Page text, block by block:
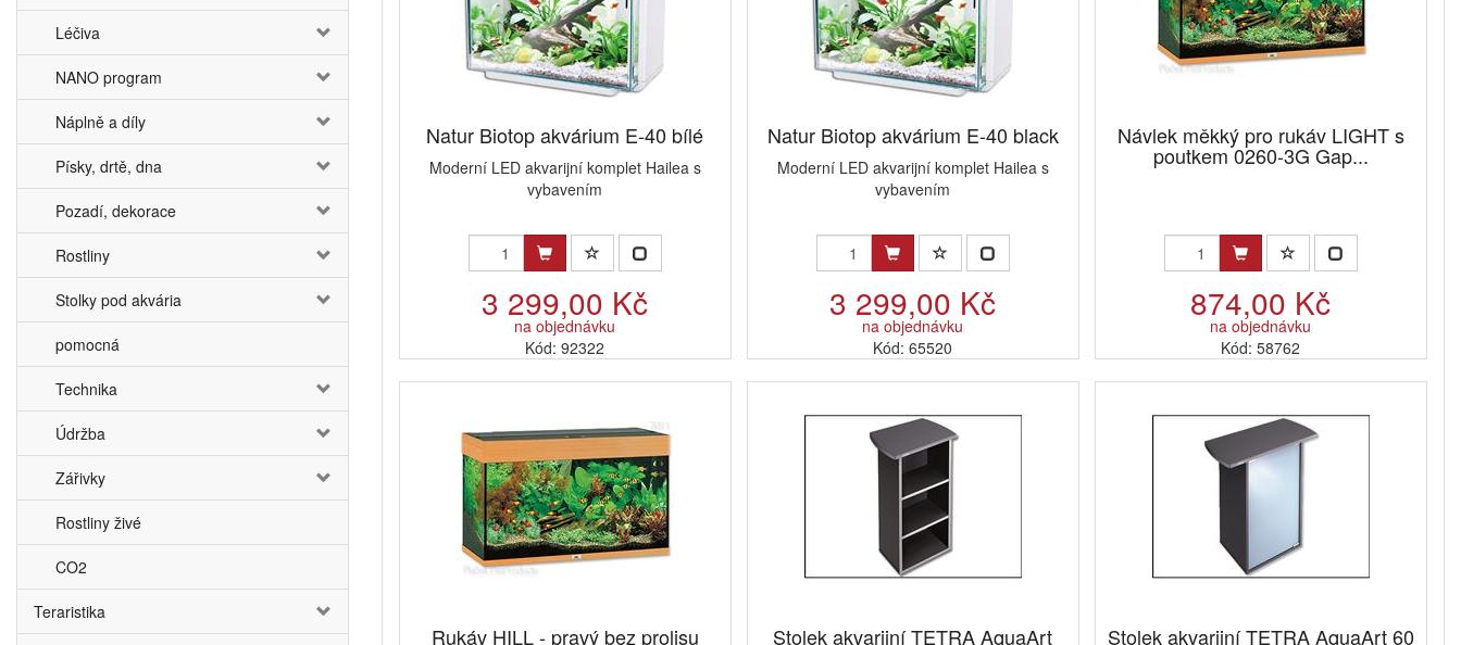
Léčiva
NANO program
Náplně a díly
Písky, drtě, dna
Pozadí, dekorace
Rostliny
Stolky pod akvária
pomocná
Technika
Údržba
Zářivky
Rostliny živé
CO2
Teraristika
Natur Biotop akvárium E-40 bílé
Moderní LED akvarijní komplet Hailea s
vybavením
3 299,00 Kč
na objednávku
Kód: 92322
Natur Biotop akvárium E-40 black
Moderní LED akvarijní komplet Hailea s
vybavením
3 299,00 Kč
na objednávku
Kód: 65520
Návlek měkký pro rukáv LIGHT s
poutkem 0260-3G Gap...
874,00 Kč
na objednávku
Kód: 58762
Rukáv HILL - pravý bez prolisu Stolek akvarijní TETRA AquaArt Stolek akvarijní TETRA AquaArt 60